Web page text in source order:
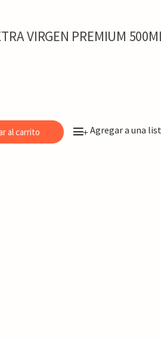
VIRGEN PREMIUM
al carrito +Agregar a una